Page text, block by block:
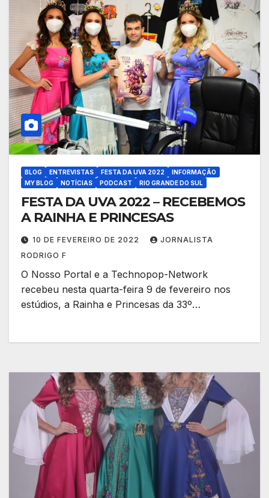
BLOG ENTREVISTAS FESTA DA UVA 2022
INFORMAÇÃO
MY BLOG
NOTÍCIAS PODCAST RIO GRANDE DO SUL
FESTA DA UVA 2022 – RECEBEMOS
A RAINHA E PRINCESAS
10 DE FEVEREIRO DE 2022
JORNALISTA
RODRIGO F
O Nosso Portal e a Technopop-Network
recebeu nesta quarta-feira 9 de fevereiro nos
estúdios, a Rainha e Princesas da 33º…